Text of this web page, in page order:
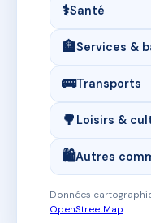
⚕️Santé
🏦Services &
🚌Transports
🌳 Loisirs &
🛍️Autres
Données
OpenStreetMap.